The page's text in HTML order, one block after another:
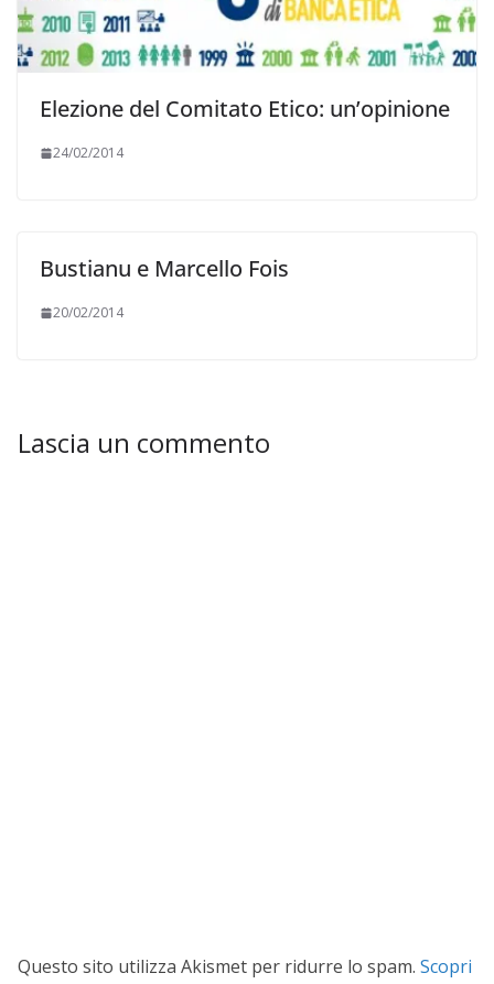
Elezione del Comitato Etico: un’opinione
24/02/2014
Bustianu e Marcello Fois
20/02/2014
Lascia un commento
Questo sito utilizza Akismet per ridurre lo spam. Scopri